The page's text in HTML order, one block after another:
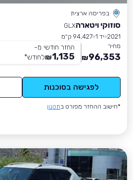
בפריסה ארצית
סוזוקי ויטארהGLX
2021 יד 1
94,427 ק״מ
מחיר
96,353
₪
החזר חודשי מ-
1,135
₪לחודש*
לפגישה בסוכנות
*חישוב ההחזר מפורט בתקנון